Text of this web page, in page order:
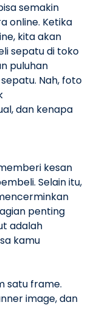
semakin
online. Ketika
kita akan
sepatu di toko
puluhan
Nah, foto
dan kenapa
kesan
Selain itu,
penting
adalah
kamu
satu frame.
image, dan